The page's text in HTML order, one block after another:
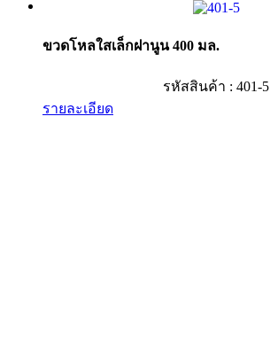
ขวดโหลใสเล็กฝานูน 400 มล.
รหัสสินค้า : 401-5
รายละเอียด